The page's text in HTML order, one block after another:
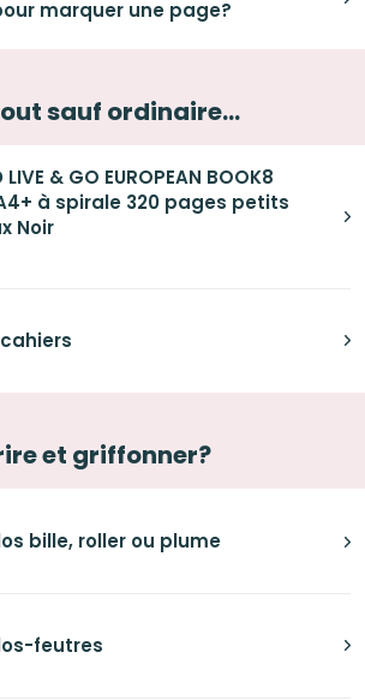
marquer une page?
sauf ordinaire...
LIVE & GO EUROPEAN BOOK8
à spirale 320 pages petits
Noir
et griffonner?
bille, roller ou plume
feutres